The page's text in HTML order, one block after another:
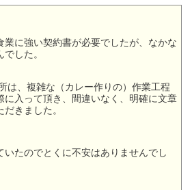
業に強い契約書が必要でしたが、なかな
した。
は、複雑な（カレー作りの）作業工程
に入って頂き、間違いなく、明確に文章
きました。
いたのでとくに不安はありませんでし